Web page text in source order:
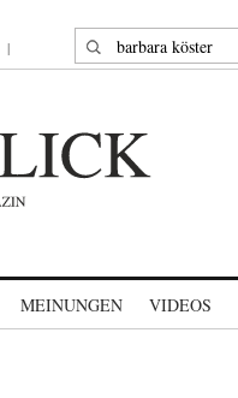
Suche nach:
MEINUNGEN VIDEOS